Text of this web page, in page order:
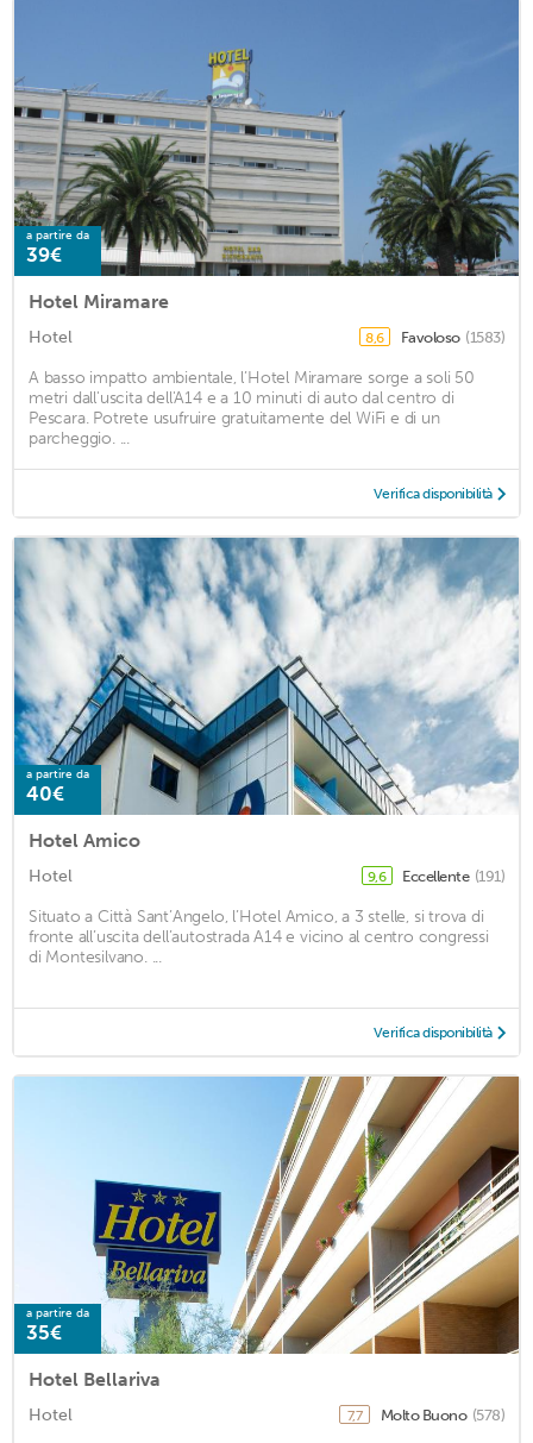
a partire da
39€
Hotel Miramare
Hotel 8,6 Favoloso (1583)
A basso impatto ambientale, l’Hotel Miramare sorge a soli 50
metri dall'uscita dell'A14 e a 10 minuti di auto dal centro di
Pescara. Potrete usufruire gratuitamente del WiFi e di un
parcheggio. ...
Verifica disponibilità
a partire da
40€
Hotel Amico
Hotel 9,6 Eccellente (191)
Situato a Città Sant’Angelo, l’Hotel Amico, a 3 stelle, si trova di
fronte all’uscita dell’autostrada A14 e vicino al centro congressi
di Montesilvano. ...
Verifica disponibilità
a partire da
35€
Hotel Bellariva
Hotel 7,7 Molto Buono (578)